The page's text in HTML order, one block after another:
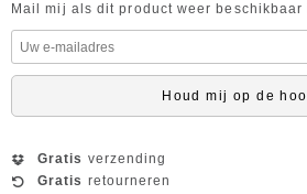
Mail mij als dit product weer beschikbaar
Houd mij op de
Gratis verzending
Gratis retourneren